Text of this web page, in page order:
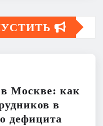
в Москве: как
в
дефицита